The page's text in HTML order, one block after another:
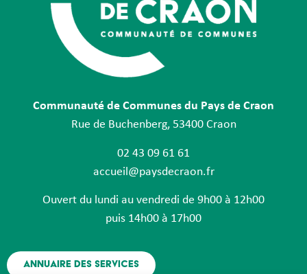
Communauté de Communes du Pays de Craon
Rue de Buchenberg, 53400 Craon
02 43 09 61 61
accueil@paysdecraon.fr
Ouvert du lundi au vendredi de 9h00 à 12h00
puis 14h00 à 17h00
Annuaire des services